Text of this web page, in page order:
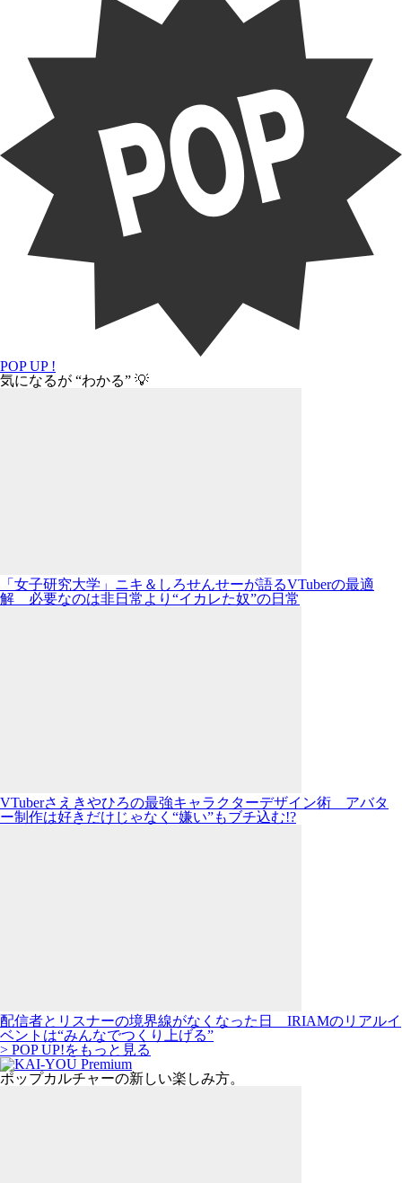
POP UP !
気になるが “わかる” 💡
「女子研究大学」ニキ＆しろせんせーが語るVTuberの最適
解 必要なのは非日常より“イカレた奴”の日常
VTuberさえきやひろの最強キャラクターデザイン術 アバタ
ー制作は好きだけじゃなく“嫌い”もブチ込む!?
配信者とリスナーの境界線がなくなった日 IRIAMのリアルイ
ベントは“みんなでつくり上げる”
> POP UP!をもっと見る
ポップカルチャーの新しい楽しみ方。